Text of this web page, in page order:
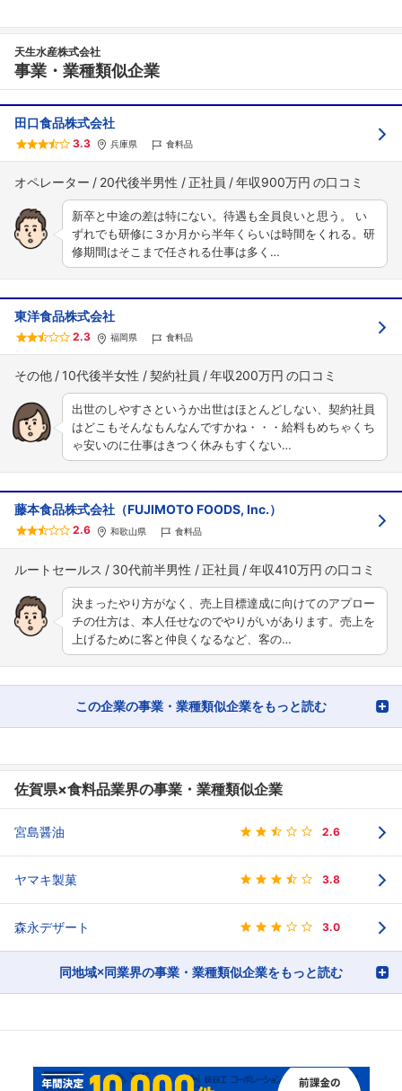
天生水産株式会社
事業・業種類似企業
田口食品株式会社
3.3 兵庫県 食料品
オペレーター 20代後半男性 正社員 年収900万円
新卒と中途の差は特にない。待遇も全員良いと思う。 い
ずれでも研修に３か月から半年くらいは時間をくれる。研
修期間はそこまで任される仕事は多く…
東洋食品株式会社
2.3 福岡県 食料品
その他 10代後半女性 契約社員 年収200万円
出世のしやすさというか出世はほとんどしない、契約社員
はどこもそんなもんなんですかね・・・給料もめちゃくち
ゃ安いのに仕事はきつく休みもすくない…
藤本食品株式会社（FUJIMOTO FOODS, Inc.）
2.6 和歌山県 食料品
ルートセールス 30代前半男性 正社員 年収410万円
決まったやり方がなく、売上目標達成に向けてのアプロー
チの仕方は、本人任せなのでやりがいがあります。売上を
上げるために客と仲良くなるなど、客の…
この企業の事業・業種類似企業をもっと読む
佐賀県×食料品業界の事業・業種類似企業
宮島醤油 2.6
ヤマキ製菓 3.8
森永デザート 3.0
同地域×同業界の事業・業種類似企業をもっと読む